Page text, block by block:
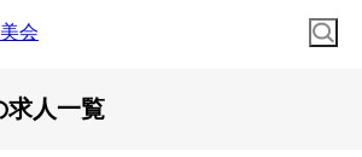
会
求人一覧